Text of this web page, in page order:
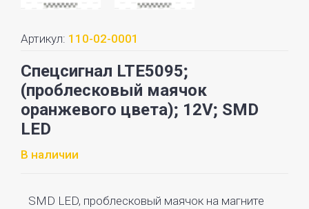
Артикул: 110-02-0001
Спецсигнал LTE5095;
(проблесковый маячок
оранжевого цвета); 12V; SMD
LED
В наличии
SMD LED, проблесковый маячок на магните